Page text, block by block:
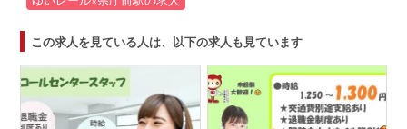
この求人を見ている人は、以下の求人も見ています